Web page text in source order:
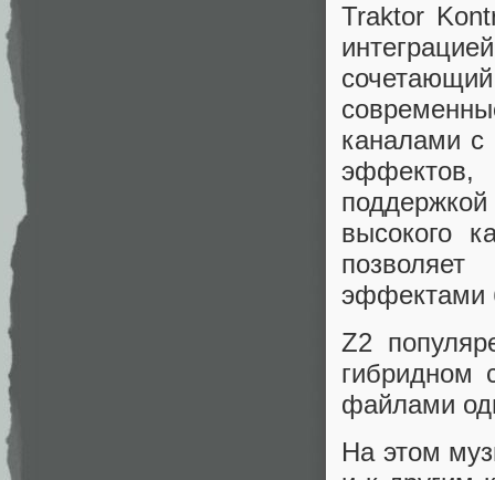
Traktor
каналами с
высокого
эффектами
Z2
гибридном
файлами
На этом